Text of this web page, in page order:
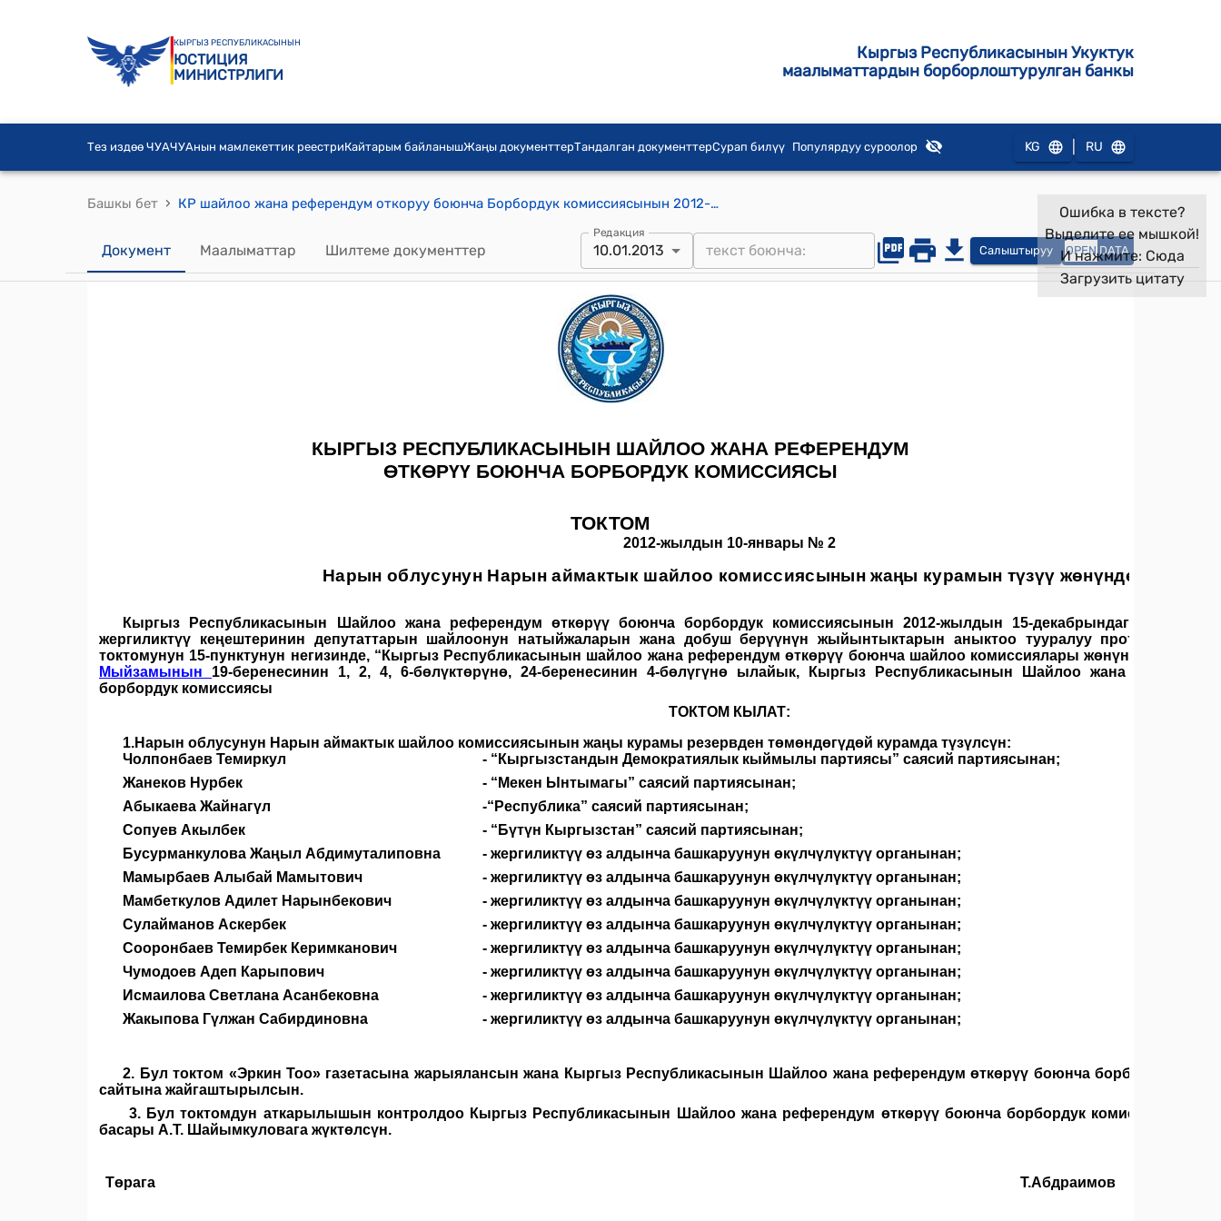
КЫРГЫЗ РЕСПУБЛИКАСЫНЫН
ЮСТИЦИЯ
МИНИСТРЛИГИ
Кыргыз Республикасынын Укуктук
маалыматтардын борборлоштурулган банкы
Тез издөө ЧУАЧУАнын мамлекеттик реестриКайтарым байланышЖаңы документтерТандалган документтерСурап билүү Популярдуу суроолор KG RU
Башкы бет › КР шайлоо жана референдум откоруу боюнча Борбордук комиссиясынын 2012-жылдын 10-январындагы № 2 "Нарын облусунун Нарын аймактык шайлоо комиссиясынын жаңы курамын түзүү жөнүндө" токтому
Документ Маалыматтар Шилтеме документтер
Редакция
10.01.2013 Салыштыруу OPEN DATA
Ошибка в тексте?
Выделите ее мышкой!
И нажмите: Сюда
Загрузить цитату